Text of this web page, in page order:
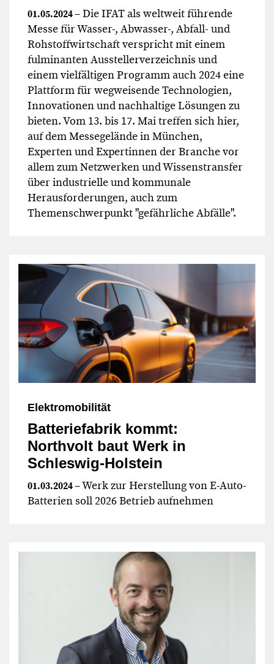
01.05.2024– Die IFAT als weltweit führende
Messe für Wasser-, Abwasser-, Abfall- und
Rohstoffwirtschaft verspricht mit einem
fulminanten Ausstellerverzeichnis und
einem vielfältigen Programm auch 2024 eine
Plattform für wegweisende Technologien,
Innovationen und nachhaltige Lösungen zu
bieten. Vom 13. bis 17. Mai treffen sich hier,
auf dem Messegelände in München,
Experten und Expertinnen der Branche vor
allem zum Netzwerken und Wissenstransfer
über industrielle und kommunale
Herausforderungen, auch zum
Themenschwerpunkt "gefährliche Abfälle".
Elektromobilität
Batteriefabrik kommt:
Northvolt baut Werk in
Schleswig-Holstein
01.03.2024– Werk zur Herstellung von E-Auto-
Batterien soll 2026 Betrieb aufnehmen